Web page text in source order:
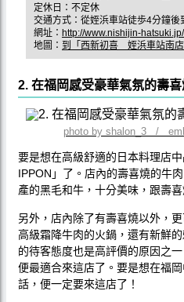
定休日：不定休
交通方式：從姪浜車站徒歩4分鐘後
網址： http://www.nishijin-hatsuki.jp/
地圖： 到「西新初喜 姪浜車站南店
2. 在福岡感受豪華氣氛的壽喜
photo by shalon_3 /
要是想在高級舒適的日本料理店
IPPON」了。店內的壽喜燒的牛
產的黑毛和牛，十分美味，跟壽喜
另外，店內除了有壽喜燒以外，
高級霜降牛肉的火鍋，還有新鮮
的待客態度也是高評價的原因之
便最適合來這店了。要是想在福
話，便一定要來這店了！